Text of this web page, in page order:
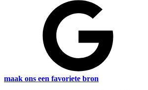
maak ons een favoriete bron